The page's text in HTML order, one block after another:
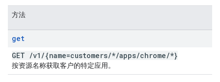
方法
get
GET /v1 /{name=customers/*/apps/chrome/*}
按资源名称获取客户的特定应用。